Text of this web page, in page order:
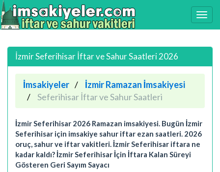
İzmir Seferihisar İftar ve Sahur Saatleri 2026
İmsakiyeler
İzmir Ramazan İmsakiyesi
Seferihisar İftar ve Sahur Saatleri
İzmir Seferihisar 2026 Ramazan imsakiyesi. Bugün İzmir
Seferihisar için imsakiye sahur iftar ezan saatleri. 2026
oruç, sahur ve iftar vakitleri. İzmir Seferihisar iftara ne
kadar kaldı? İzmir Seferihisar İçin İftara Kalan Süreyi
Gösteren Geri Sayım Sayacı